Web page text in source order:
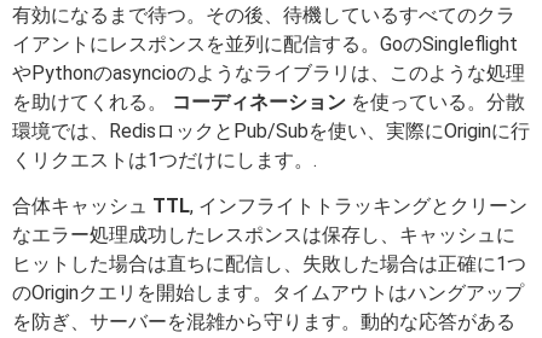
有効になるまで待つ。その後、待機しているすべてのクラ
イアントにレスポンスを並列に配信する。GoのSingleflight
やPythonのasyncioのようなライブラリは、このような処理
を助けてくれる。
コーディネーション を使っている。分散
環境では、RedisロックとPub/Subを使い、実際にOriginに行
くリクエストは1つだけにします。.
合体キャッシュ TTL, インフライトトラッキングとクリーン
なエラー処理成功したレスポンスは保存し、キャッシュに
ヒットした場合は直ちに配信し、失敗した場合は正確に1つ
のOriginクエリを開始します。タイムアウトはハングアップ
を防ぎ、サーバーを混雑から守ります。動的な応答がある